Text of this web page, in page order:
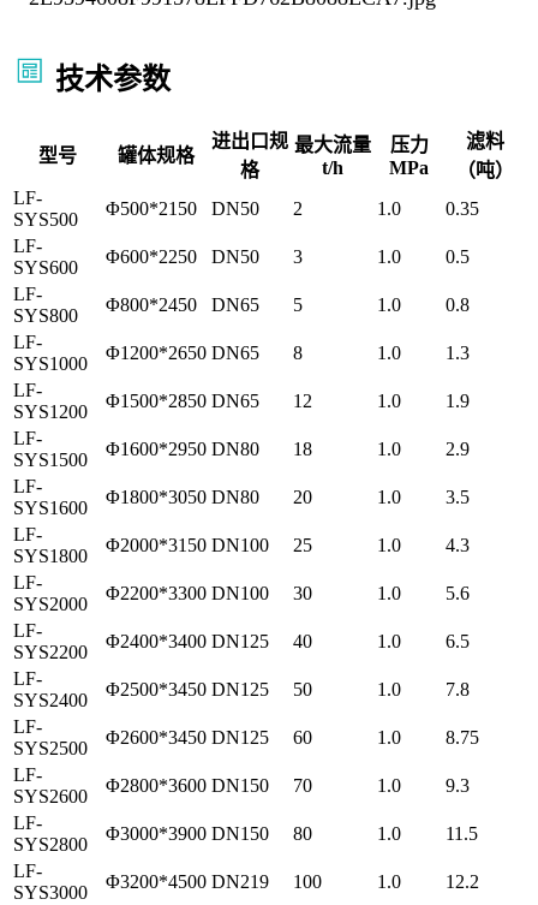
技术参数
型号 罐体规格
进出口规
格
最大流量
t/h
压力
MPa
滤料
（吨）
LF-
SYS500
Φ500*2150 DN50 2 1.0
0.35
LF-
SYS600
Φ600*2250 DN50 3 1.0
0.5
LF-
SYS800
Φ800*2450 DN65 5 1.0
0.8
LF-
SYS1000
Φ1200*2650 DN65 8 1.0
1.3
LF-
SYS1200
Φ1500*2850 DN65 12 1.0
1.9
LF-
SYS1500
Φ1600*2950 DN80 18 1.0
2.9
LF-
SYS1600
Φ1800*3050 DN80 20 1.0
3.5
LF-
SYS1800
Φ2000*3150 DN100 25 1.0
4.3
LF-
SYS2000
Φ2200*3300 DN100 30 1.0
5.6
LF-
SYS2200
Φ2400*3400 DN125 40 1.0
6.5
LF-
SYS2400
Φ2500*3450 DN125 50 1.0
7.8
LF-
SYS2500
Φ2600*3450 DN125 60 1.0
8.75
LF-
SYS2600
Φ2800*3600 DN150 70 1.0
9.3
LF-
SYS2800
Φ3000*3900 DN150 80 1.0
11.5
LF-
SYS3000
Φ3200*4500 DN219 100 1.0
12.2